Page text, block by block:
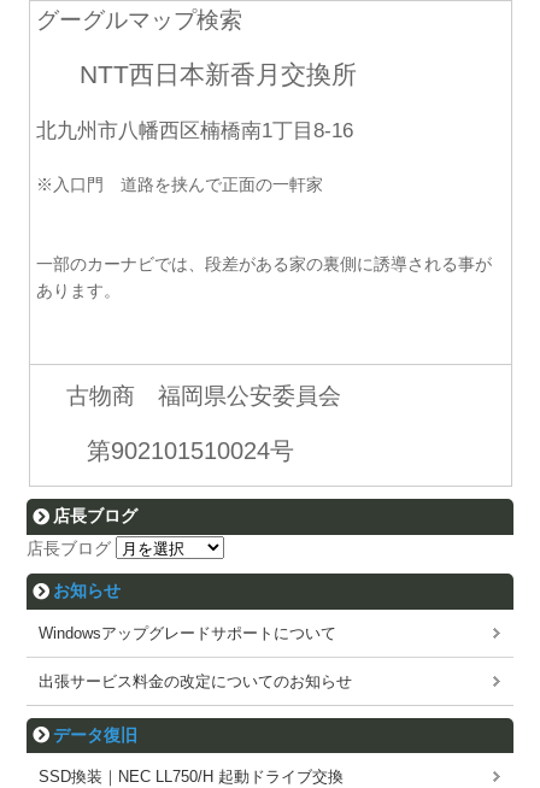
グーグルマップ検索
NTT西日本新香月交換所
北九州市八幡西区楠橋南1丁目8-16
※入口門 道路を挟んで正面の一軒家
一部のカーナビでは、段差がある家の裏側に誘導される事が
あります。
古物商 福岡県公安委員会
第902101510024号
店長ブログ
店長ブログ
お知らせ
Windowsアップグレードサポートについて
出張サービス料金の改定についてのお知らせ
データ復旧
SSD換装｜NEC LL750/H 起動ドライブ交換